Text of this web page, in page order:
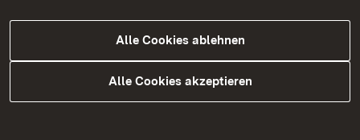
Top Themen
Alle Cookies ablehnen
Alle Cookies akzeptieren